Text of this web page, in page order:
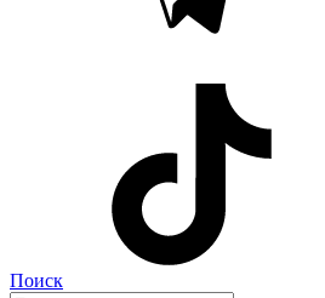
Поиск